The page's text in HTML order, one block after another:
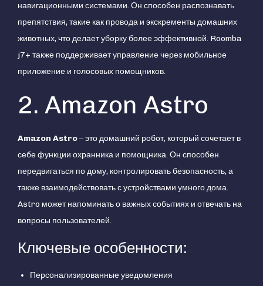
навигационными системами. Он способен распознавать
препятствия, такие как провода и экскременты домашних
животных, что делает уборку более эффективной. Roomba
j7+ также поддерживает управление через мобильное
приложение и голосовых помощников.
2. Amazon Astro
Amazon Astro– это домашний робот, который сочетает в
себе функции охранника и помощника. Он способен
передвигаться по дому, контролировать безопасность, а
также взаимодействовать с устройствами умного дома.
Astro может напоминать о важных событиях и отвечать на
вопросы пользователей.
Ключевые особенности:
Персонализированные уведомления